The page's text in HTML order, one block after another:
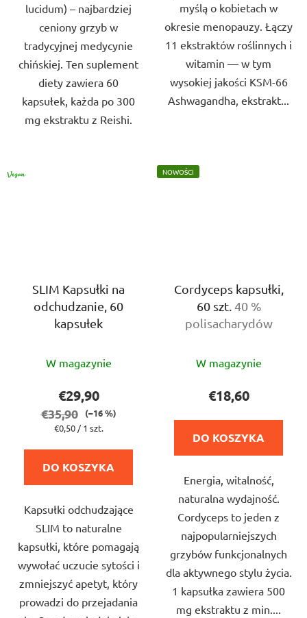
lucidum) – najbardziej
ceniony grzyb w
tradycyjnej medycynie
chińskiej. Ten suplement
diety zawiera 60
kapsułek, każda po 300
mg ekstraktu z Reishi.
myślą o kobietach w
okresie menopauzy. Łączy
11 ekstraktów roślinnych i
witamin — w tym
wysokiej jakości KSM-66
Ashwagandha, ekstrakt...
VEGAN
SLIM Kapsułki na
odchudzanie, 60
kapsułek
ocena
wynosi
5,0
5
W magazynie
€29,90
€35,90
(–16 %)
Cena
€0,50 / 1 szt.
DO KOSZYKA
Kapsułki odchudzające
SLIM to naturalne
kapsułki, które pomagają
wywołać uczucie sytości i
zmniejszyć apetyt, który
prowadzi do przejadania
NOWOŚCI
Cordyceps kapsułki,
60 szt. 40 %
polisacharydów
ocena
wynosi
5,0
na
gwiazdek.
W magazynie
€18,60
DO KOSZYKA
Energia, witalność,
naturalna wydajność.
Cordyceps to jeden z
najpopularniejszych
grzybów funkcjonalnych
dla aktywnego stylu życia.
1 kapsułka zawiera 500
mg ekstraktu z min....